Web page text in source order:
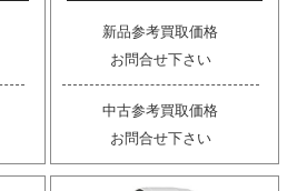
新品参考買取価格
お問合せ下さい
中古参考買取価格
お問合せ下さい